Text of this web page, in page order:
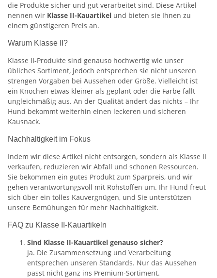
die Produkte sicher und gut verarbeitet sind. Diese Artikel
nennen wir Klasse II-Kauartikel und bieten sie Ihnen zu
einem günstigeren Preis an.
Warum Klasse II?
Klasse II-Produkte sind genauso hochwertig wie unser
übliches Sortiment, jedoch entsprechen sie nicht unseren
strengen Vorgaben bei Aussehen oder Größe. Vielleicht ist
ein Knochen etwas kleiner als geplant oder die Farbe fällt
ungleichmäßig aus. An der Qualität ändert das nichts – Ihr
Hund bekommt weiterhin einen leckeren und sicheren
Kausnack.
Nachhaltigkeit im Fokus
Indem wir diese Artikel nicht entsorgen, sondern als Klasse II
verkaufen, reduzieren wir Abfall und schonen Ressourcen.
Sie bekommen ein gutes Produkt zum Sparpreis, und wir
gehen verantwortungsvoll mit Rohstoffen um. Ihr Hund freut
sich über ein tolles Kauvergnügen, und Sie unterstützen
unsere Bemühungen für mehr Nachhaltigkeit.
FAQ zu Klasse II-Kauartikeln
Sind Klasse II-Kauartikel genauso sicher?
Ja. Die Zusammensetzung und Verarbeitung
entsprechen unseren Standards. Nur das Aussehen
passt nicht ganz ins Premium-Sortiment.